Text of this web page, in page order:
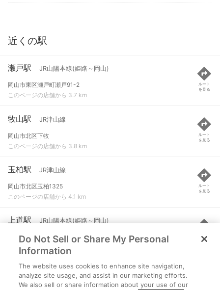
近くの駅
瀬戸駅 JR山陽本線(姫路～岡山)
岡山市東区瀬戸町瀬戸91-2
このページの店舗から 3.7 km
ルート
を見る
牧山駅 JR津山線
岡山市北区下牧
このページの店舗から 3.8 km
ルート
を見る
玉柏駅 JR津山線
岡山市北区玉柏1325
このページの店舗から 4.1 km
ルート
を見る
上道駅 JR山陽本線(姫路～岡山)
岡山市東区中尾140-1
このページの店舗から 4.6 km
ルート
を見る
東岡山駅 JR山陽本線(姫路～岡山) など
岡山市中区土田112-1
Do Not Sell or Share My Personal
Information
The website uses cookies to enhance site navigation,
analyze site usage, and assist in our marketing efforts.
We also sell or share information about your use of our